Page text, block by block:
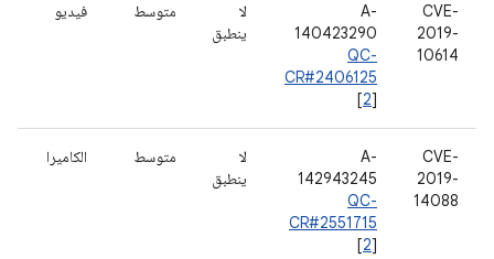
CVE-
2019-
10614
A-
140423290
QC-
CR#2406125
[2]
لا
ينطبق
متوسط فيديو
CVE-
2019-
14088
A-
142943245
QC-
CR#2551715
[2]
لا
ينطبق
متوسط الكاميرا